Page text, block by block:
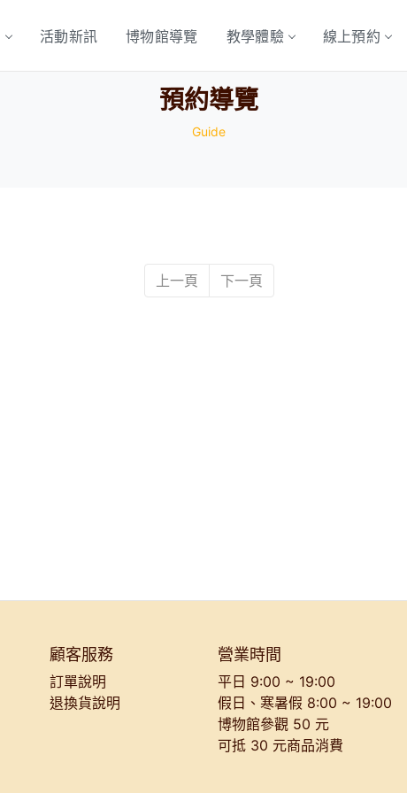
活動新訊 博物館導覽 教學體驗 線上預約
預約導覽
Guide
上一頁 下一頁
顧客服務
訂單說明
退換貨說明
營業時間
平日 9:00 ~ 19:00
假日、寒暑假 8:00 ~ 19:00
博物館參觀 50 元
可抵 30 元商品消費